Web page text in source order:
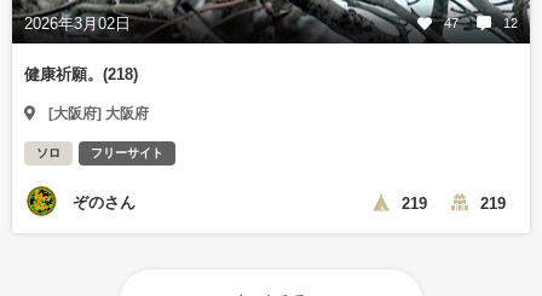
2026年3月02日 47 12
健康祈願。(218)
[大阪府] 大阪府
ソロ フリーサイト
ぞのさん 219 219